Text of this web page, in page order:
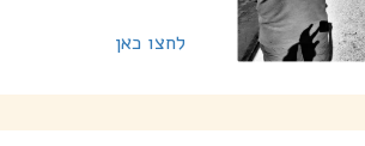
לחצו כאן